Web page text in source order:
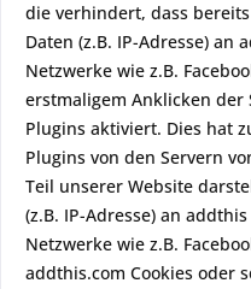
die verhindert, dass
Daten (z.B. IP-Adresse) an
Netzwerke wie z.B.
erstmaligem Anklicken der
Plugins aktiviert. Dies hat
Plugins von den Servern
Teil unserer Website
(z.B. IP-Adresse) an
Netzwerke wie z.B.
addthis.com Cookies oder